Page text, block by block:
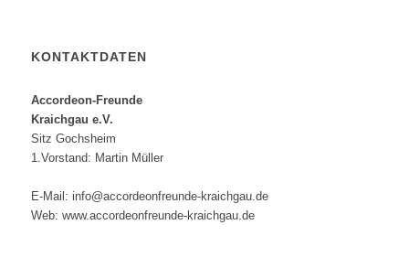
KONTAKTDATEN
Accordeon-Freunde
Kraichgau e.V.
Sitz Gochsheim
1.Vorstand: Martin Müller
E-Mail: info@accordeonfreunde-kraichgau.de
Web: www.accordeonfreunde-kraichgau.de